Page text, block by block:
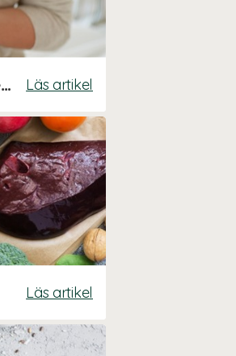
Mat och kosttillskott under graviditeten Läs artikel
Läs artikel